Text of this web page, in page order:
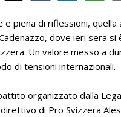
e piena di riflessioni, quella
dove ieri sera si
Un valore messo a
di tensioni internazionali.
organizzato dalla
di Pro Svizzera